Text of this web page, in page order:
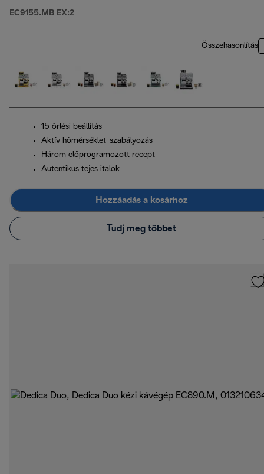
EC9155.MB EX:2
Összehasonlítás
15 őrlési beállítás
Aktív hőmérséklet-szabályozás
Három előprogramozott recept
Autentikus tejes italok
Hozzáadás a kosárhoz
Tudj meg többet